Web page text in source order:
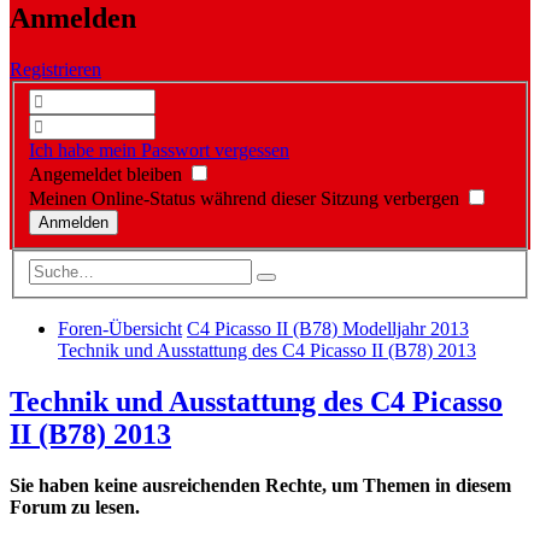
Anmelden
Registrieren
Ich habe mein Passwort vergessen
Angemeldet bleiben
Meinen Online-Status während dieser Sitzung verbergen
Foren-Übersicht C4 Picasso II (B78) Modelljahr 2013
Technik und Ausstattung des C4 Picasso II (B78) 2013
Technik und Ausstattung des C4 Picasso
II (B78) 2013
Sie haben keine ausreichenden Rechte, um Themen in diesem
Forum zu lesen.